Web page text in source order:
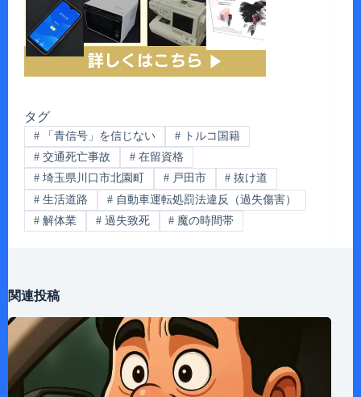
タグ
#「青信号」を信じない #トルコ国籍
#交通死亡事故 #在留資格
#埼玉県川口市北園町 #戸田市 # 抜け道
#生活道路 #自動車運転処罰法違反（過失傷害）
#解体業 #過失致死 # 魔の時間帯
関連投稿